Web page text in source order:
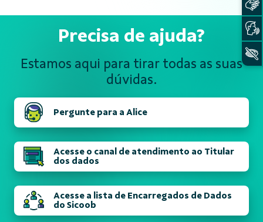
Precisa de ajuda?
Estamos aqui para tirar todas as suas
dúvidas.
Pergunte para a Alice
Acesse o canal de atendimento ao Titular
dos dados
Acesse a lista de Encarregados de Dados
do Sicoob